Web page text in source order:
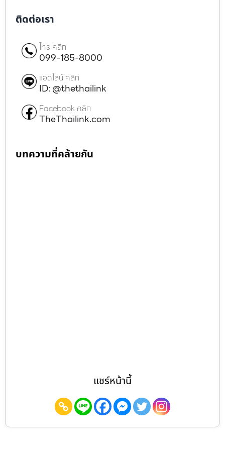
ติดต่อเรา
โทร คลิก
099-185-8000
แอดไลน์ คลิก
ID: @thethailink
Facebook คลิก
TheThailink.com
บทความที่คล้ายกัน
แชร์หน้านี้